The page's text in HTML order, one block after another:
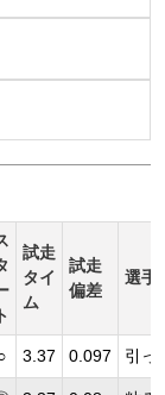
ト
試走
タイ
ム
試走
偏差
選手
3.37 0.097 引っ